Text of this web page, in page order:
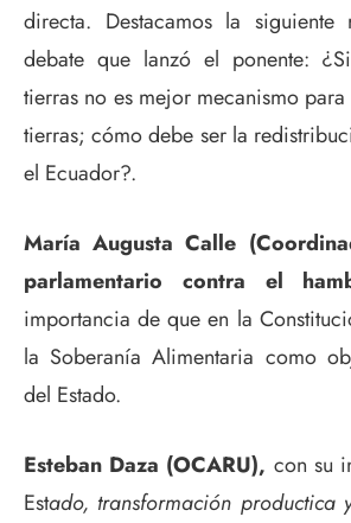
directa. Destacamos la
debate que lanzó el ponente:
tierras no es mejor mecanismo
tierras; cómo debe ser la
el Ecuador?.
María Augusta Calle
parlamentario contra el
importancia de que en la
la Soberanía Alimentaria como
del Estado.
Esteban Daza (OCARU), con su
Estado, transformación productica